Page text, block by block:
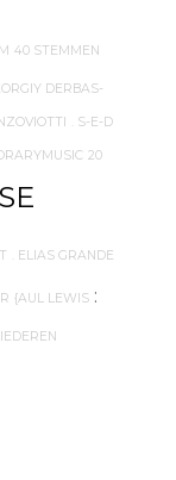
40 STEMMEN
DERBAS-
. S-E-D
20
. ELIAS GRANDE
{AUL LEWIS :